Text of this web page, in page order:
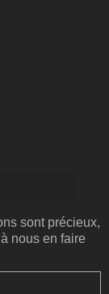
sont précieux,
nous en faire